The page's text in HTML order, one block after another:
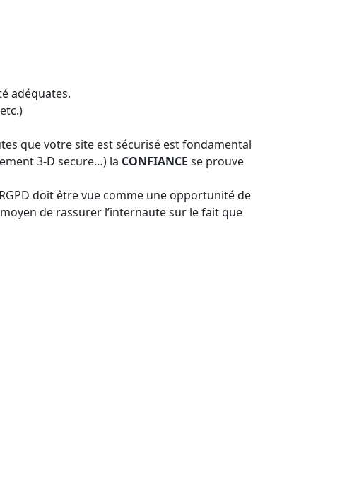
adéquates.
que votre site est sécurisé est fondamental
3-D secure…) la CONFIANCE se prouve
doit être vue comme une opportunité de
de rassurer l’internaute sur le fait que